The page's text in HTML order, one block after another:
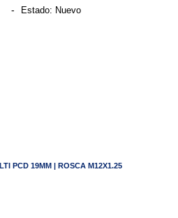
Estado: Nuevo
PCD 19MM | ROSCA M12X1.25